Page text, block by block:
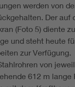
werden von
Der auf
(Foto 5) diente
und steht heute
zur Verfügung.
von
612 m lange